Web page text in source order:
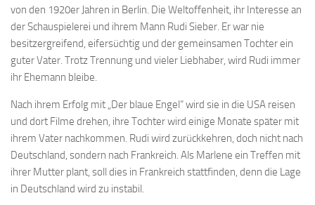
von den 1920er Jahren in Berlin. Die Weltoffenheit, ihr Interesse an
der Schauspielerei und ihrem Mann Rudi Sieber. Er war nie
besitzergreifend, eifersüchtig und der gemeinsamen Tochter ein
guter Vater. Trotz Trennung und vieler Liebhaber, wird Rudi immer
ihr Ehemann bleibe.
Nach ihrem Erfolg mit „Der blaue Engel“ wird sie in die USA reisen
und dort Filme drehen, ihre Tochter wird einige Monate später mit
ihrem Vater nachkommen. Rudi wird zurückkehren, doch nicht nach
Deutschland, sondern nach Frankreich. Als Marlene ein Treffen mit
ihrer Mutter plant, soll dies in Frankreich stattfinden, denn die Lage
in Deutschland wird zu instabil.